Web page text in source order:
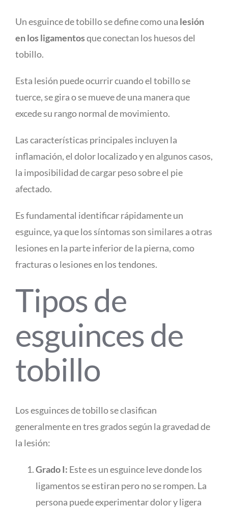
Un esguince de tobillo se define como una lesión
en los ligamentosque conectan los huesos del
tobillo.
Esta lesión puede ocurrir cuando el tobillo se
tuerce, se gira o se mueve de una manera que
excede su rango normal de movimiento.
Las características principales incluyen la
inflamación, el dolor localizado y en algunos casos,
la imposibilidad de cargar peso sobre el pie
afectado.
Es fundamental identificar rápidamente un
esguince, ya que los síntomas son similares a otras
lesiones en la parte inferior de la pierna, como
fracturas o lesiones en los tendones.
Tipos de
esguinces de
tobillo
Los esguinces de tobillo se clasifican
generalmente en tres grados según la gravedad de
la lesión:
Grado I: Este es un esguince leve donde los
ligamentos se estiran pero no se rompen. La
persona puede experimentar dolor y ligera